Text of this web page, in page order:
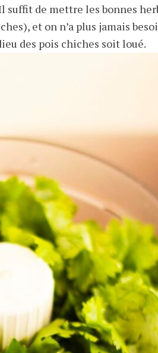
suffit de mettre les bonnes
et on n’a plus jamais
des pois chiches soit loué.